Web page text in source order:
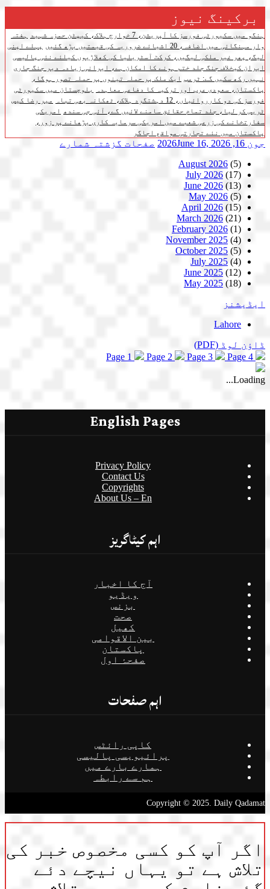
برکینگ نیوز
ہنگو میں سکیورٹی فورسز کا آپریشن، 7 خوارج ہلاک، کیپٹن حمزہ شہید
ہفتہ
وار مہنگائی میں اضافہ، 20 اشیائے ضروریہ کی قیمتیں بڑھ گئیں
پہلے اپنی
لیگ، پھر غیر ملکی لیگیں، کرکٹ آسٹریلیا کی کھلاڑیوں کیلئے نئی پالیسی
ایران کیخلاف جنگ جلد ختم ہونے کا امکان ہے، ایرانی زیادہ دیر جنگ جاری
نہیں رکھ سکیں گے: ٹرمپ ایک ملک پر حملہ تینوں پر حملہ تصور ہوگا،
پاکستان، سعودی عرب اور ترکیہ کا دفاعی معاہدہ
بلوچستان میں سکیورٹی
فورسز کی دو کارروائیاں، 12 دہشتگرد ہلاک، ٹھکانہ بھی تباہ
میر رضا کیس
ٹریس کر لیا، جلد تمام حقائق سامنے لائیں گے، آئی جی سندھ امریکی
سفارتخانے کی زرعی شعبے میں امریکی سرمایہ کاری بڑھانے پر زور،
پاکستان میں نئے تجارتی مواقع اجاگر
جون 16, 2026 June 16, 2026 صفحات گزشتہ شمارے
August 2026 (5)
July 2026 (17)
June 2026 (13)
May 2026 (5)
April 2026 (15)
March 2026 (21)
February 2026 (1)
November 2025 (4)
October 2025 (5)
July 2025 (4)
June 2025 (12)
May 2025 (18)
ایڈیشنز
Lahore
ڈاؤن لوڈ (PDF)
Page 1
Page 2 Page 3 Page 4
Loading...
English Pages
Privacy Policy
Contact Us
Copyrights
About Us – En
اہم کیٹاگریز
آج کا اخبار
ویڈیو
بزنس
صحت
کھیل
بین الاقوامی
پاکستان
صفحۂ اول
اہم صفحات
کاپی رائٹس
پرائیویسی پالیسی
ہمارے بارے میں
ہم سے رابطہ
Copyright © 2025. Daily Qadamat
اگر آپ کو کسی مخصوص خبر کی
تلاش ہے تو یہاں نیچے دئے